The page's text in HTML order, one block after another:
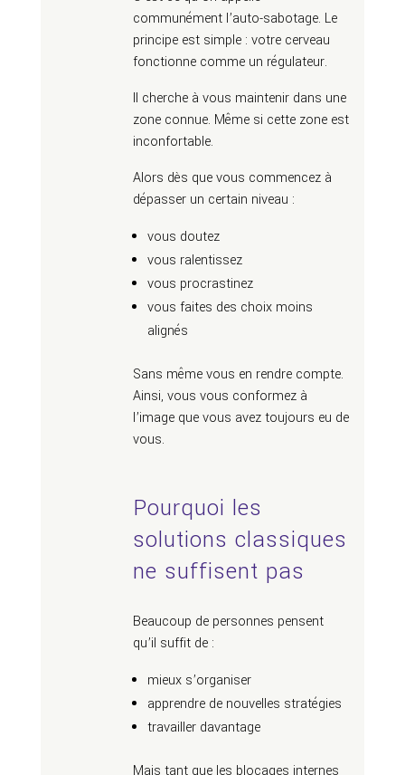
communément l’auto-sabotage. Le
principe est simple : votre cerveau
fonctionne comme un régulateur.
Il cherche à vous maintenir dans une
zone connue. Même si cette zone est
inconfortable.
Alors dès que vous commencez à
dépasser un certain niveau :
vous doutez
vous ralentissez
vous procrastinez
vous faites des choix moins
alignés
Sans même vous en rendre compte.
Ainsi, vous vous conformez à
l’image que vous avez toujours eu de
vous.
Pourquoi les
solutions classiques
ne suffisent pas
Beaucoup de personnes pensent
qu’il suffit de :
mieux s’organiser
apprendre de nouvelles stratégies
travailler davantage
Mais tant que les blocages internes